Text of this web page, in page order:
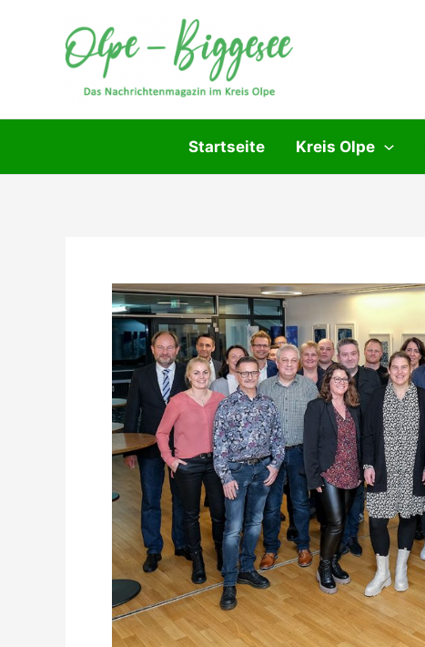
Startseite Kreis Olpe